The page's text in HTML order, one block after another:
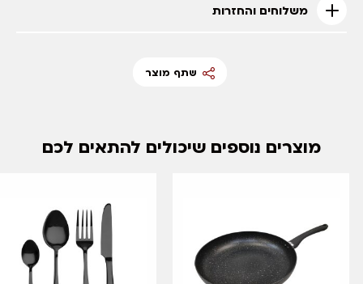
משלוחים והחזרות
שתף מוצר
מוצרים נוספים שיכולים להתאים לכם